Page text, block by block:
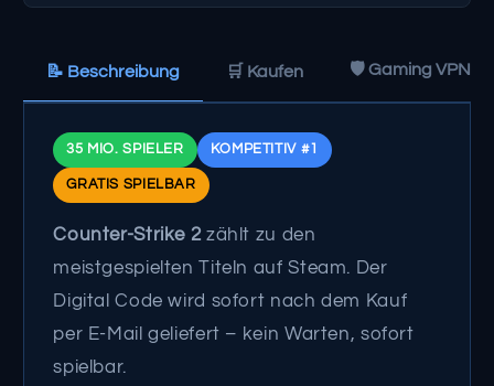
📝 Beschreibung 🛒 Kaufen 🛡️ Gaming VPN
35 MIO. SPIELER KOMPETITIV #1
GRATIS SPIELBAR
Counter-Strike 2 zählt zu den
meistgespielten Titeln auf Steam. Der
Digital Code wird sofort nach dem Kauf
per E-Mail geliefert – kein Warten, sofort
spielbar.